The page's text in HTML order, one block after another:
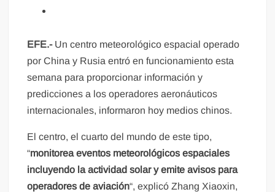
EFE.- Un centro meteorológico espacial operado
por China y Rusia entró en funcionamiento esta
semana para proporcionar información y
predicciones a los operadores aeronáuticos
internacionales, informaron hoy medios chinos.
El centro, el cuarto del mundo de este tipo,
“monitorea eventos meteorológicos espaciales
incluyendo la actividad solar y emite avisos para
operadores de aviación“, explicó Zhang Xiaoxin,